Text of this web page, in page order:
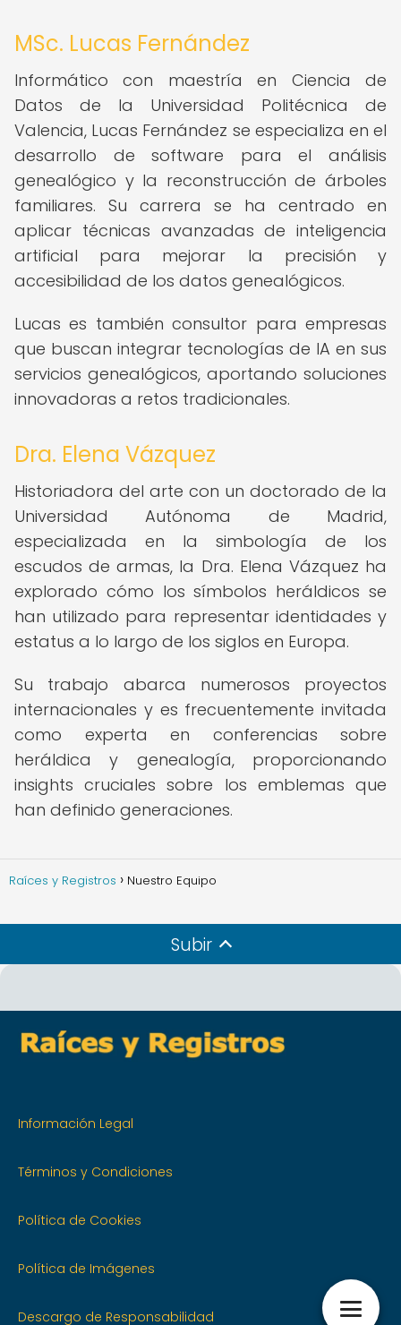
MSc. Lucas Fernández
Informático con maestría en Ciencia de
Datos de la Universidad Politécnica de
Valencia, Lucas Fernández se especializa en el
desarrollo de software para el análisis
genealógico y la reconstrucción de árboles
familiares. Su carrera se ha centrado en
aplicar técnicas avanzadas de inteligencia
artificial para mejorar la precisión y
accesibilidad de los datos genealógicos.
Lucas es también consultor para empresas
que buscan integrar tecnologías de IA en sus
servicios genealógicos, aportando soluciones
innovadoras a retos tradicionales.
Dra. Elena Vázquez
Historiadora del arte con un doctorado de la
Universidad Autónoma de Madrid,
especializada en la simbología de los
escudos de armas, la Dra. Elena Vázquez ha
explorado cómo los símbolos heráldicos se
han utilizado para representar identidades y
estatus a lo largo de los siglos en Europa.
Su trabajo abarca numerosos proyectos
internacionales y es frecuentemente invitada
como experta en conferencias sobre
heráldica y genealogía, proporcionando
insights cruciales sobre los emblemas que
han definido generaciones.
Raíces y Registros Nuestro Equipo
Subir
Información Legal
Términos y Condiciones
Política de Cookies
Política de Imágenes
Descargo de Responsabilidad